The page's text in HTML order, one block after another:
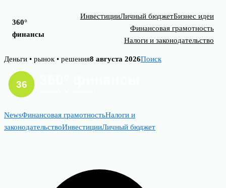
360°
финансы
ИнвестицииЛичный бюджетБизнес идеи
Финансовая грамотность
Налоги и законодательство
Skip
content
Деньги • рынок • решения8 августа 2026Поиск
NewsФинансовая грамотностьНалоги и
законодательствоИнвестицииЛичный бюджет